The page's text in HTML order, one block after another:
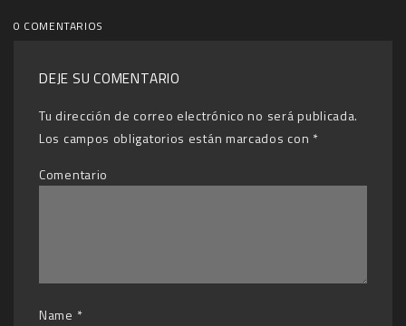
0 COMENTARIOS
DEJE SU COMENTARIO
Tu dirección de correo electrónico no será publicada.
Los campos obligatorios están marcados con *
Comentario
Name *